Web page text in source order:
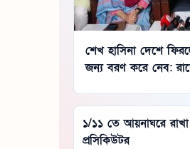
শেখ হাসিনা দেশে
জন্য বরণ করে নেব:
১/১১ তে আয়নাঘরে
প্রসিকিউটর